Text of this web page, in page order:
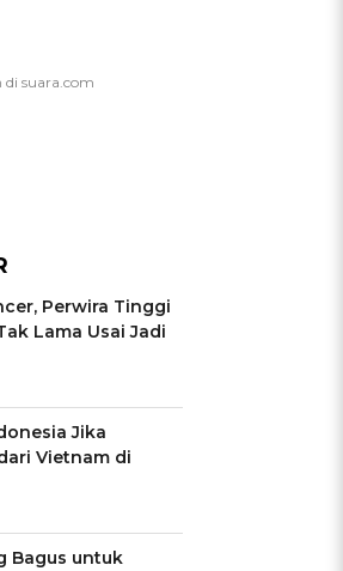
Kamu dengan Si Zodiak
Cancer?
Perwira Tinggi
Lama Usai Jadi
Jika
Vietnam di
Bagus untuk